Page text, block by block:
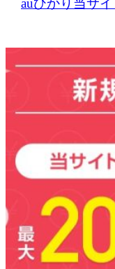
auひかり当サ